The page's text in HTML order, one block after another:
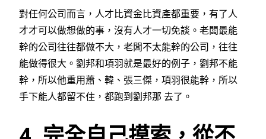
對任何公司而言，人才比資金比資產都重要，有了人
才才可以做想做的事，沒有人才一切免談。老闆最能
幹的公司往往都做不大，老闆不太能幹的公司，往往
能做得很大。劉邦和項羽就是最好的例子，劉邦不能
幹，所以他重用蕭、韓、張三傑，項羽很能幹，所以
手下能人都留不住，都跑到劉邦那 去了。